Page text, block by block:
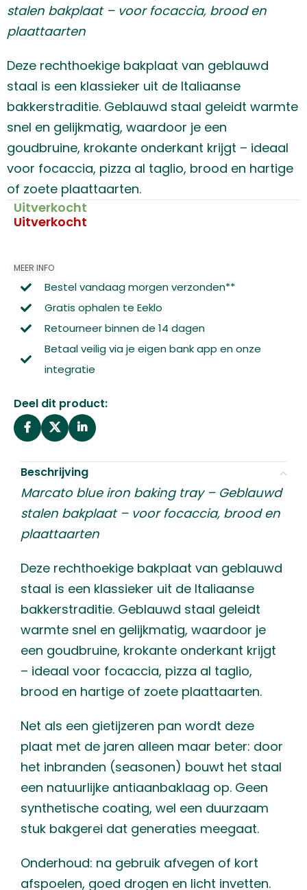
stalen bakplaat – voor focaccia, brood en
plaattaarten
Deze rechthoekige bakplaat van geblauwd
staal is een klassieker uit de Italiaanse
bakkerstraditie. Geblauwd staal geleidt warmte
snel en gelijkmatig, waardoor je een
goudbruine, krokante onderkant krijgt – ideaal
voor focaccia, pizza al taglio, brood en hartige
of zoete plaattaarten.
Uitverkocht
Uitverkocht
MEER INFO
Bestel vandaag morgen verzonden**
Gratis ophalen te Eeklo
Retourneer binnen de 14 dagen
Betaal veilig via je eigen bank app en onze
integratie
Deel dit product:
Beschrijving
Marcato blue iron baking tray – Geblauwd
stalen bakplaat – voor focaccia, brood en
plaattaarten
Deze rechthoekige bakplaat van geblauwd
staal is een klassieker uit de Italiaanse
bakkerstraditie. Geblauwd staal geleidt
warmte snel en gelijkmatig, waardoor je
een goudbruine, krokante onderkant krijgt
– ideaal voor focaccia, pizza al taglio,
brood en hartige of zoete plaattaarten.
Net als een gietijzeren pan wordt deze
plaat met de jaren alleen maar beter: door
het inbranden (seasonen) bouwt het staal
een natuurlijke antiaanbaklaag op. Geen
synthetische coating, wel een duurzaam
stuk bakgerei dat generaties meegaat.
Onderhoud: na gebruik afvegen of kort
afspoelen, goed drogen en licht invetten.